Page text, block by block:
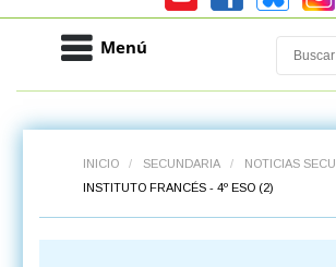
Menú Buscar
INICIO / SECUNDARIA / NOTICIAS
INSTITUTO FRANCÉS - 4º ESO (2)